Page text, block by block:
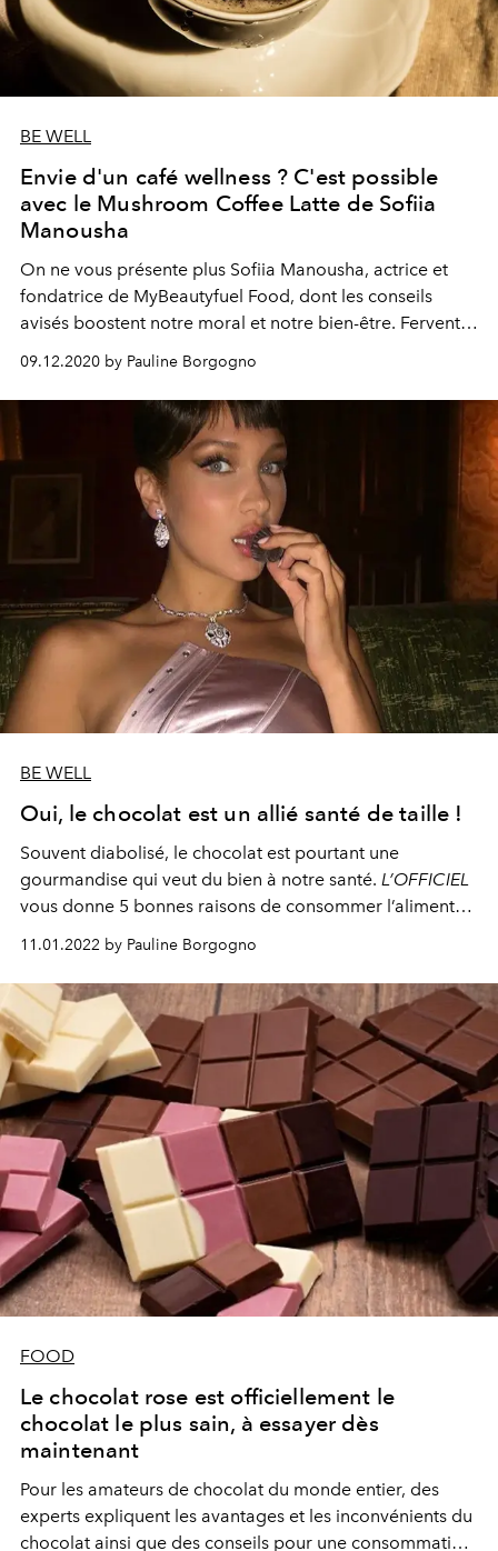
BE WELL
Envie d'un café wellness ? C'est possible
avec le Mushroom Coffee Latte de Sofiia
Manousha
On ne vous présente plus Sofiia Manousha, actrice et
fondatrice de MyBeautyfuel Food, dont les conseils
avisés boostent notre moral et notre bien-être. Fervente
aujourd'hui sa recette du "Mushroom Coffee Latte" : une
boisson énergisante qui dédiabolise (enfin) ce café que
09.12.2020 by Pauline Borgogno
BE WELL
Oui, le chocolat est un allié santé de taille !
Souvent diabolisé, le chocolat est pourtant une
gourmandise qui veut du bien à notre santé. L’OFFICIEL
vous donne 5 bonnes raisons de consommer l’aliment
11.01.2022 by Pauline Borgogno
FOOD
Le chocolat rose est officiellement le
chocolat le plus sain, à essayer dès
maintenant
Pour les amateurs de chocolat du monde entier, des
experts expliquent les avantages et les inconvénients du
chocolat ainsi que des conseils pour une consommation